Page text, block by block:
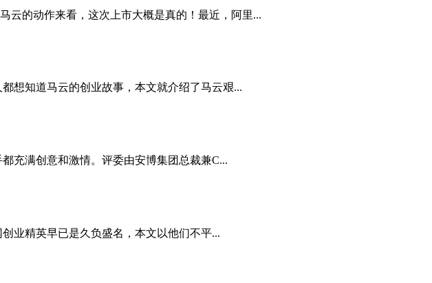
云的动作来看，这次上市大概是真的！最近，阿里...
想知道马云的创业故事，本文就介绍了马云艰...
充满创意和激情。评委由安博集团总裁兼C...
业精英早已是久负盛名，本文以他们不平...